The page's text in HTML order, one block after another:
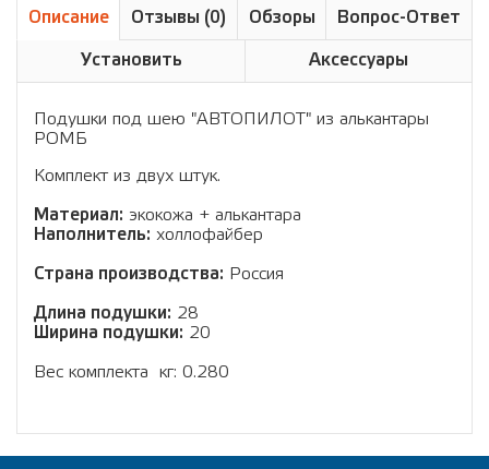
Описание Отзывы (0) Обзоры Вопрос-Ответ
Установить Аксессуары
Подушки под шею "АВТОПИЛОТ" из алькантары
РОМБ
Комплект из двух штук.
Материал: экокожа + алькантара
Наполнитель: холлофайбер
Страна производства: Россия
Длина подушки: 28
Ширина подушки: 20
Вес комплекта кг: 0.280